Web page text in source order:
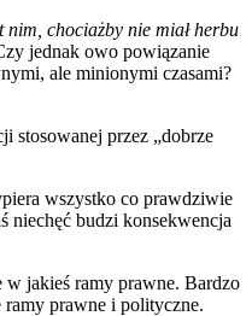
nim, chociażby nie miał herbu
jednak owo powiązanie
ale minionymi czasami?
stosowanej przez „dobrze
wszystko co prawdziwie
niechęć budzi konsekwencja
jakieś ramy prawne. Bardzo
prawne i polityczne.